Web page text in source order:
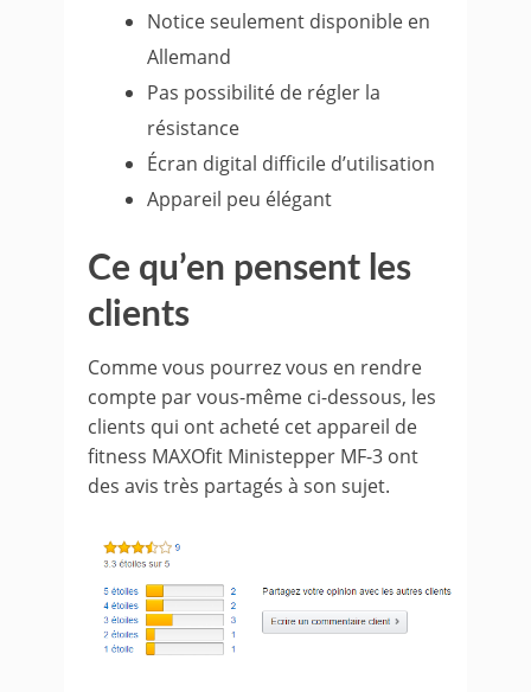
Notice seulement disponible en
Allemand
Pas possibilité de régler la
résistance
Écran digital difficile d’utilisation
Appareil peu élégant
Ce qu’en pensent les
clients
Comme vous pourrez vous en rendre
compte par vous-même ci-dessous, les
clients qui ont acheté cet appareil de
fitness MAXOfit Ministepper MF-3 ont
des avis très partagés à son sujet.